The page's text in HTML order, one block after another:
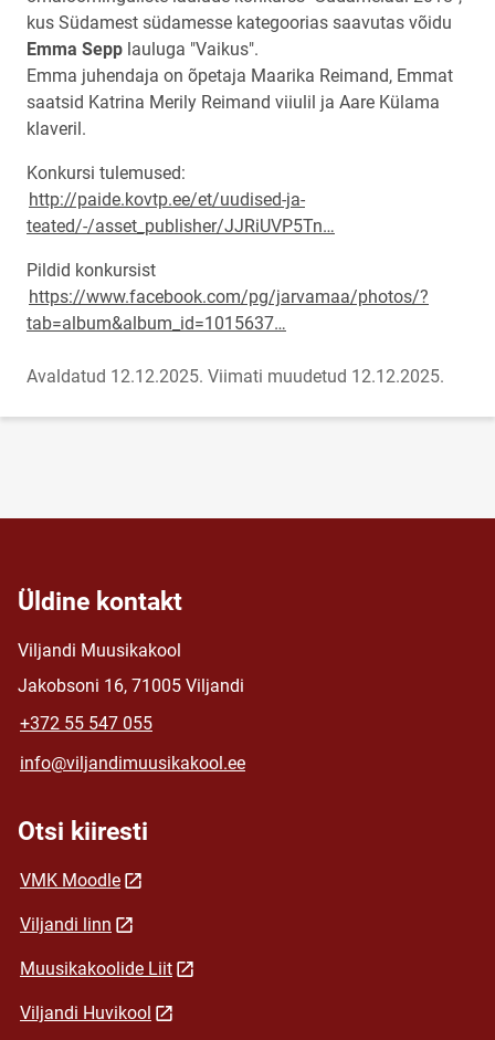
kus Südamest südamesse kategoorias saavutas võidu
Emma Sepp lauluga "Vaikus".
Emma juhendaja on õpetaja Maarika Reimand, Emmat
saatsid Katrina Merily Reimand viiulil ja Aare Külama
klaveril.
Konkursi tulemused:
http://paide.kovtp.ee/et/uudised-ja-
teated/-/asset_publisher/JJRiUVP5Tn…
Pildid konkursist
https://www.facebook.com/pg/jarvamaa/photos/?
tab=album&album_id=1015637…
Avaldatud 12.12.2025. Viimati muudetud 12.12.2025.
Üldine kontakt
Viljandi Muusikakool
Jakobsoni 16, 71005 Viljandi
+372 55 547 055
info@viljandimuusikakool.ee
Otsi kiiresti
VMK Moodle
Viljandi linn
Muusikakoolide Liit
Viljandi Huvikool